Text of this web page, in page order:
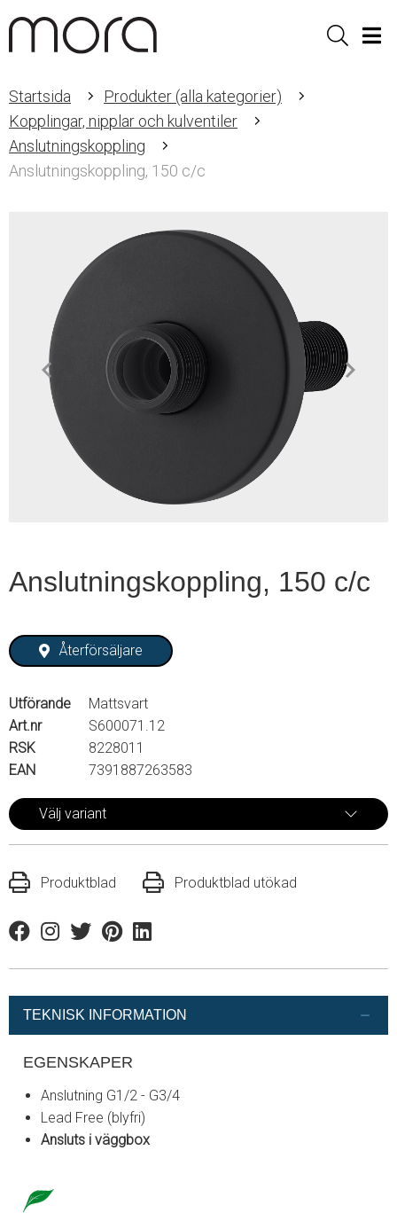
Sök
Startsida
Produkter (alla kategorier)
Kopplingar, nipplar och kulventiler
Anslutningskoppling
Anslutningskoppling, 150 c/c
Anslutningskoppling, 150 c/c
Återförsäljare
Utförande
Mattsvart
Art.nr
S600071.12
RSK
8228011
EAN
7391887263583
Välj variant
Produktblad Produktblad utökad
FacebookInstagram
TwitterPinterestLinkedin
TEKNISK INFORMATION
EGENSKAPER
Anslutning G1/2 - G3/4
Lead Free (blyfri)
Ansluts i väggbox